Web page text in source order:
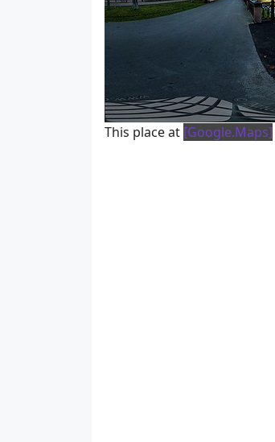
This place at [Google.Maps]